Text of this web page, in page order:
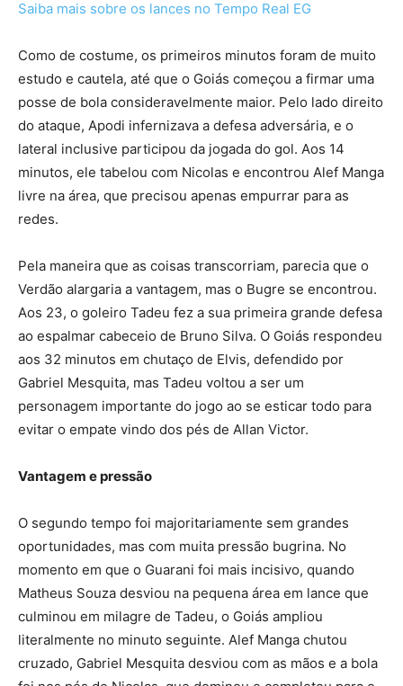
Saiba mais sobre os lances no Tempo Real EG
Como de costume, os primeiros minutos foram de muito
estudo e cautela, até que o Goiás começou a firmar uma
posse de bola consideravelmente maior. Pelo lado direito
do ataque, Apodi infernizava a defesa adversária, e o
lateral inclusive participou da jogada do gol. Aos 14
minutos, ele tabelou com Nicolas e encontrou Alef Manga
livre na área, que precisou apenas empurrar para as
redes.
Pela maneira que as coisas transcorriam, parecia que o
Verdão alargaria a vantagem, mas o Bugre se encontrou.
Aos 23, o goleiro Tadeu fez a sua primeira grande defesa
ao espalmar cabeceio de Bruno Silva. O Goiás respondeu
aos 32 minutos em chutaço de Elvis, defendido por
Gabriel Mesquita, mas Tadeu voltou a ser um
personagem importante do jogo ao se esticar todo para
evitar o empate vindo dos pés de Allan Victor.
Vantagem e pressão
O segundo tempo foi majoritariamente sem grandes
oportunidades, mas com muita pressão bugrina. No
momento em que o Guarani foi mais incisivo, quando
Matheus Souza desviou na pequena área em lance que
culminou em milagre de Tadeu, o Goiás ampliou
literalmente no minuto seguinte. Alef Manga chutou
cruzado, Gabriel Mesquita desviou com as mãos e a bola